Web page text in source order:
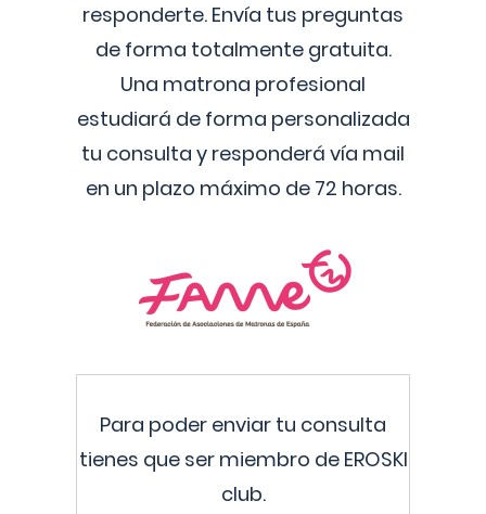
responderte. Envía tus preguntas
de forma totalmente gratuita.
Una matrona profesional
estudiará de forma personalizada
tu consulta y responderá vía mail
en un plazo máximo de 72 horas.
Para poder enviar tu consulta
tienes que ser miembro de EROSKI
club.